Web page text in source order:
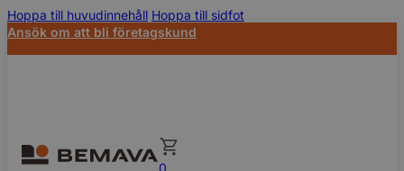
Hoppa till huvudinnehåll Hoppa till sidfot
Ansök om att bli företagskund
0